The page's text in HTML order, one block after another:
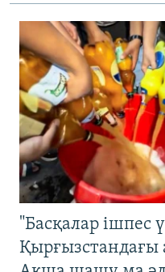
"Басқалар ішпес
Қырғызстандағы